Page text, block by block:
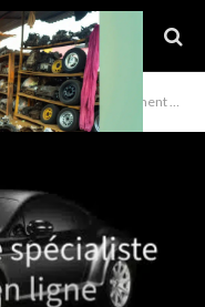
Maif 2026 comment obtenir le meilleur tarif